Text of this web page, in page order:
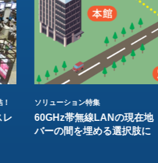
レ
ソリューション特集
60GHz帯無線LANの現在
バーの間を埋める選択肢に